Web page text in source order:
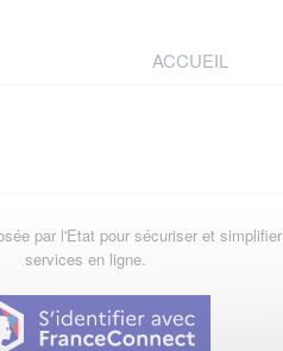
ACCUEIL
par l'Etat pour sécuriser et
services en ligne.